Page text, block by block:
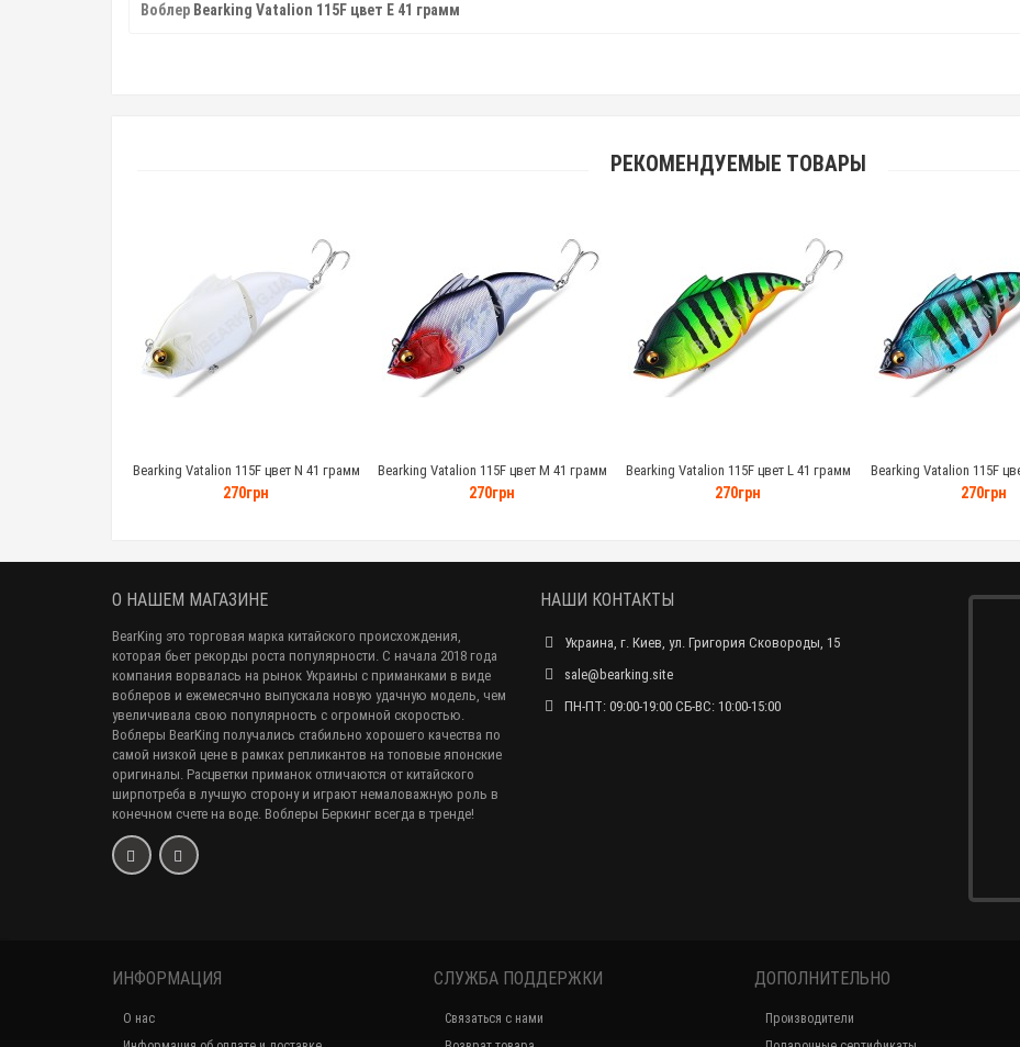
Воблер Bearking Vatalion 115F цвет E 41 грамм
РЕКОМЕНДУЕМЫЕ ТОВАРЫ
Bearking Vatalion 115F цвет N 41 грамм
270грн
Bearking Vatalion 115F цвет M 41 грамм
270грн
Bearking Vatalion 115F цвет L 41 грамм
270грн
Bearking Vatalion 115F
270грн
О НАШЕМ МАГАЗИНЕ
BearKing это торговая марка китайского происхождения,
которая бьет рекорды роста популярности. С начала 2018 года
компания ворвалась на рынок Украины с приманками в виде
воблеров и ежемесячно выпускала новую удачную модель, чем
увеличивала свою популярность с огромной скоростью.
Воблеры BearKing получались стабильно хорошего качества по
самой низкой цене в рамках репликантов на топовые японские
оригиналы. Расцветки приманок отличаются от китайского
ширпотреба в лучшую сторону и играют немаловажную роль в
конечном счете на воде. Воблеры Беркинг всегда в тренде!
НАШИ КОНТАКТЫ
Украина, г. Киев, ул. Григория Сковороды, 15
sale@bearking.site
ПН-ПТ: 09:00-19:00 СБ-ВС: 10:00-15:00
ИНФОРМАЦИЯ
О нас
СЛУЖБА ПОДДЕРЖКИ
Связаться с нами
ДОПОЛНИТЕЛЬНО
Производители